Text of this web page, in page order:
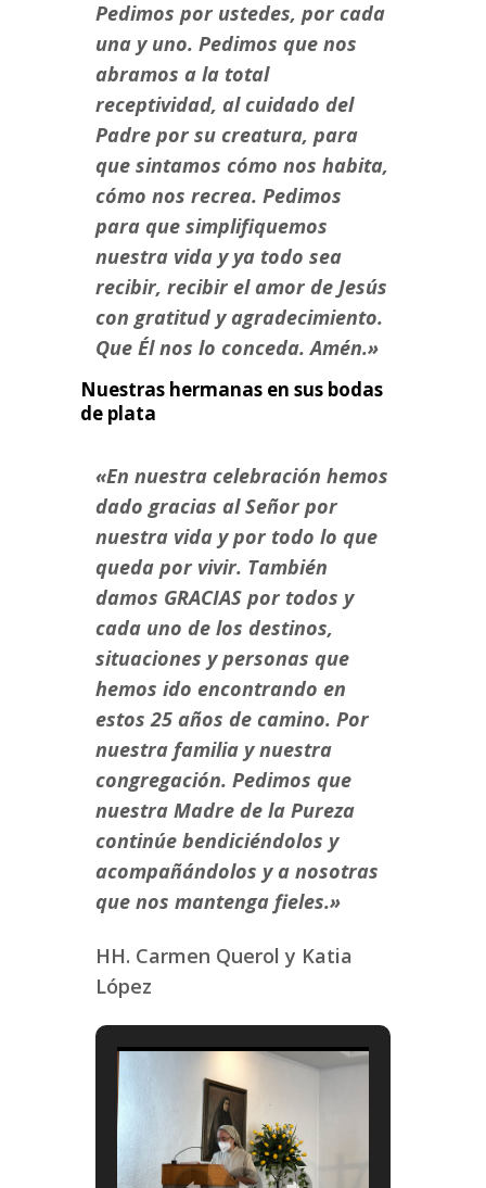
Pedimos por ustedes, por cada
una y uno. Pedimos que nos
abramos a la total
receptividad, al cuidado del
Padre por su creatura, para
que sintamos cómo nos habita,
cómo nos recrea. Pedimos
para que simplifiquemos
nuestra vida y ya todo sea
recibir, recibir el amor de Jesús
con gratitud y agradecimiento.
Que Él nos lo conceda. Amén.»
Nuestras hermanas en sus bodas
de plata
«En nuestra celebración hemos
dado gracias al Señor por
nuestra vida y por todo lo que
queda por vivir. También
damos GRACIAS por todos y
cada uno de los destinos,
situaciones y personas que
hemos ido encontrando en
estos 25 años de camino. Por
nuestra familia y nuestra
congregación. Pedimos que
nuestra Madre de la Pureza
continúe bendiciéndolos y
acompañándolos y a nosotras
que nos mantenga fieles.»
HH. Carmen Querol y Katia
López